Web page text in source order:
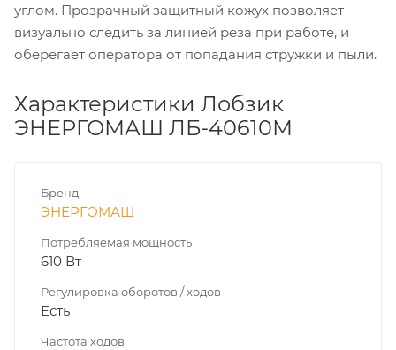
углом. Прозрачный защитный кожух позволяет
визуально следить за линией реза при работе, и
оберегает оператора от попадания стружки и пыли.
Характеристики Лобзик
ЭНЕРГОМАШ ЛБ-40610М
Бренд
ЭНЕРГОМАШ
Потребляемая мощность
610 Вт
Регулировка оборотов / ходов
Есть
Частота ходов